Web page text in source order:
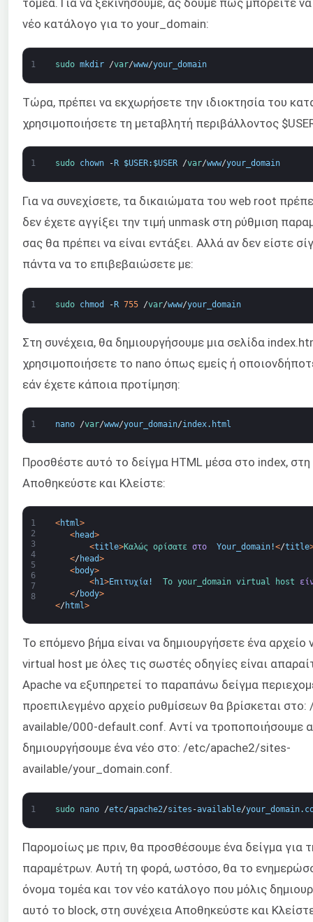
τομέα. Για να ξεκινήσουμε, ας δούμε πώς μπορείτε
νέο κατάλογο για το your_domain:
1 sudo mkdir /var/www/your_domain
Τώρα, πρέπει να εκχωρήσετε την ιδιοκτησία του
χρησιμοποιήσετε τη μεταβλητή περιβάλλοντος
1 sudo chown - R $USER: $USER /var/www/your_domain
Για να συνεχίσετε, τα δικαιώματα του web root
δεν έχετε αγγίξει την τιμή unmask στη ρύθμιση
σας θα πρέπει να είναι εντάξει. Αλλά αν δεν είστε
πάντα να το επιβεβαιώσετε με:
1 sudo chmod -R 755 /var/www/your_domain
Στη συνέχεια, θα δημιουργήσουμε μια σελίδα
χρησιμοποιήσετε το nano όπως εμείς ή
εάν έχετε κάποια προτίμηση:
1 nano /var/www/your_domain/index. html
Προσθέστε αυτό το δείγμα HTML μέσα στο index, στη
Αποθηκεύστε και Κλείστε:
1
2
3
4
5
6
7
8
<html>
<head>
<title>Καλώς ορίσατε στο Your_domain!</title
</ head>
<body>
<h1>Επιτυχία! Το your_domain virtual host
</ body>
</ html>
Το επόμενο βήμα είναι να δημιουργήσετε ένα
virtual host με όλες τις σωστές οδηγίες είναι
Apache να εξυπηρετεί το παραπάνω δείγμα
προεπιλεγμένο αρχείο ρυθμίσεων θα βρίσκεται
available/000-default.conf. Αντί να τροποποιήσουμε
δημιουργήσουμε ένα νέο στο: /etc/apache2/sites-
available/your_domain.conf.
1 sudo nano /etc/apache2/sites -available/your_domain.
Παρομοίως με πριν, θα προσθέσουμε ένα δείγμα για
παραμέτρων. Αυτή τη φορά, ωστόσο, θα το
όνομα τομέα και τον νέο κατάλογο που μόλις
αυτό το block, στη συνέχεια Αποθηκεύστε και